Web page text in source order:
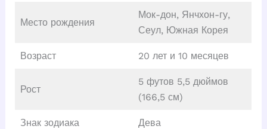
Место рождения
Мок-дон, Янчхон-гу,
Сеул, Южная Корея
Возраст 20 лет и 10 месяцев
Рост
5 футов 5,5 дюймов
(166,5 см)
Знак зодиака Дева